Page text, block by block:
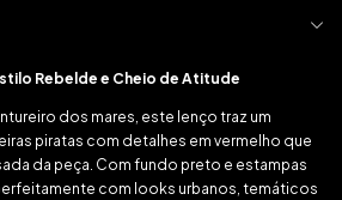
Rebelde e Cheio de Atitude
dos mares, este lenço traz um
piratas com detalhes em vermelho que
da peça. Com fundo preto e estampas
com looks urbanos, temáticos